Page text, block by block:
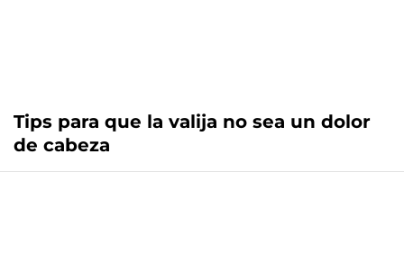
Tips para que la valija no sea un dolor
de cabeza